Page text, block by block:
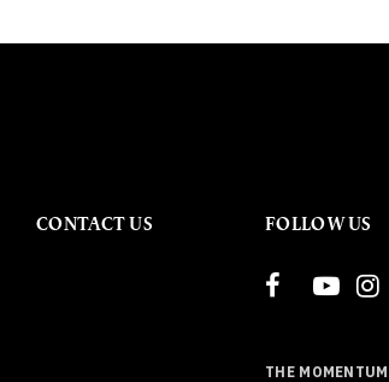
CONTACT US FOLLOW US
THE MOMENTUM